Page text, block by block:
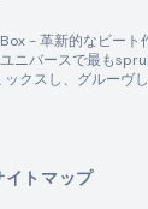
- 革新的なビート
ニバースで最も
クスし、グルーヴ
イトマップ